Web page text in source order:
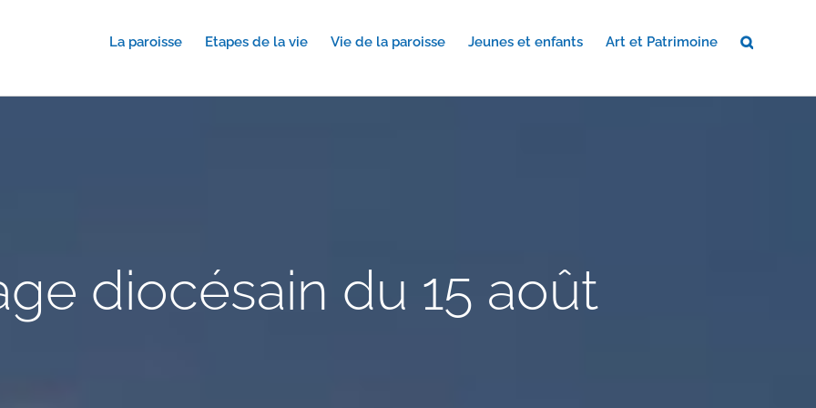
La paroisse Etapes de la vie Vie de la paroisse Jeunes et enfants Art et Patrimoine
diocésain du 15 août